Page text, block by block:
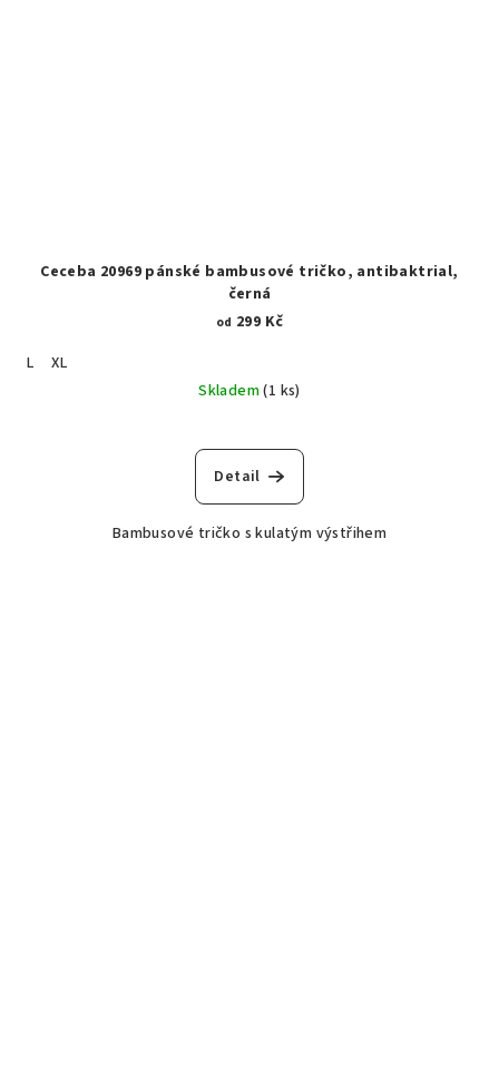
Ceceba 20969 pánské bambusové tričko, antibaktrial,
černá
od 299 Kč
L
XL
Skladem(1 ks)
Detail
Bambusové tričko s kulatým výstřihem